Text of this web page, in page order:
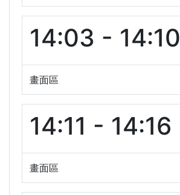
14:03 - 14:10
畫面區
14:11 - 14:16
畫面區